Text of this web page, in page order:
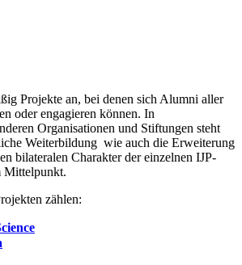
Projekte an, bei denen sich Alumni aller
oder engagieren können. In
Organisationen und Stiftungen steht
Weiterbildung wie auch die Erweiterung
bilateralen Charakter der einzelnen IJP-
Mittelpunkt.
zählen: